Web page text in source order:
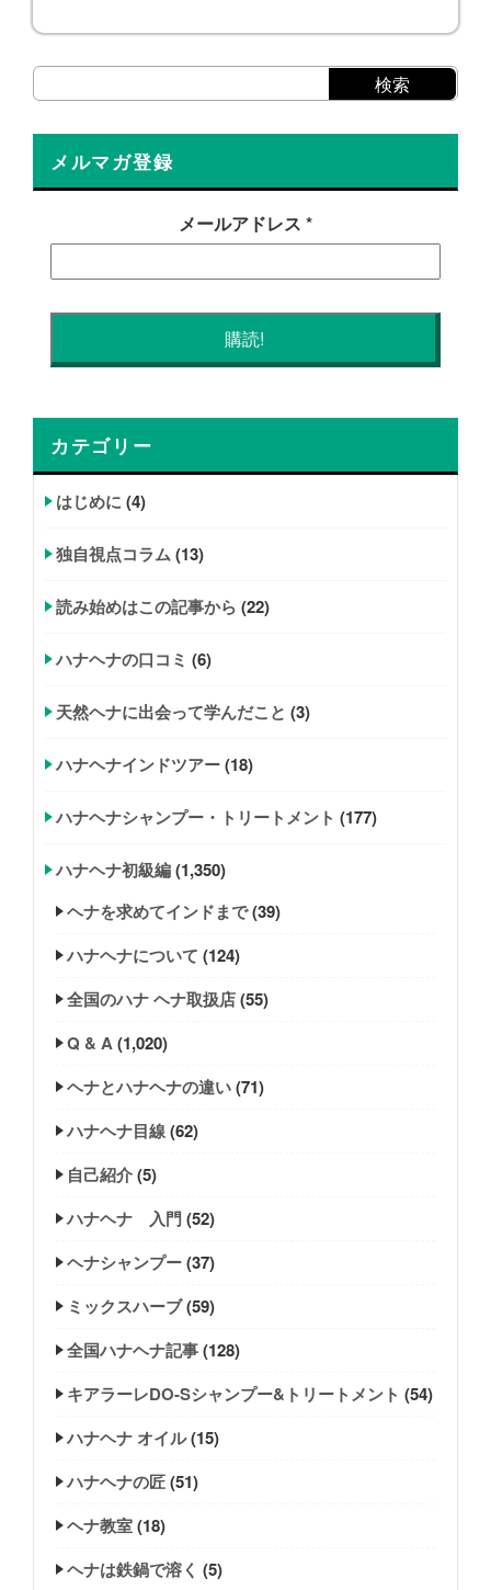
メルマガ登録
メールアドレス *
カテゴリー
はじめに(4)
独自視点コラム(13)
読み始めはこの記事から (22)
ハナヘナの口コミ (6)
天然ヘナに出会って学んだこと (3)
ハナヘナインドツアー(18)
ハナヘナシャンプー・トリートメント (177)
ハナヘナ初級編(1,350)
ヘナを求めてインドまで(39)
ハナヘナについて (124)
全国のハナ ヘナ取扱店(55)
Q & A(1,020)
ヘナとハナヘナの違い(71)
ハナヘナ目線(62)
自己紹介(5)
ハナヘナ 入門(52)
ヘナシャンプー(37)
ミックスハーブ(59)
全国ハナヘナ記事(128)
キアラーレDO-Sシャンプー&トリートメント (54)
ハナヘナ オイル(15)
ハナヘナの匠(51)
ヘナ教室(18)
ヘナは鉄鍋で溶く (5)